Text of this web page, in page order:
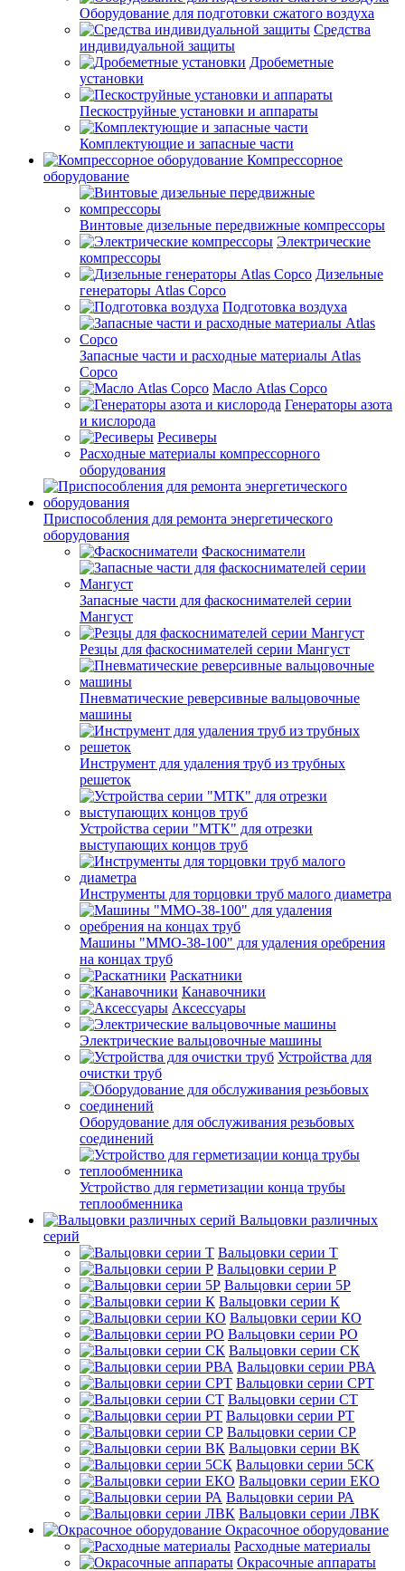
Оборудование для подготовки сжатого воздуха
Средства
индивидуальной защиты
Дробеметные
установки
Пескоструйные установки и аппараты
Комплектующие и запасные части
Компрессорное
оборудование
Винтовые дизельные передвижные компрессоры
Электрические
компрессоры
Дизельные
генераторы Atlas Copco
Подготовка воздуха
Запасные части и расходные материалы Atlas
Copco
Масло Atlas Copco
Генераторы азота
и кислорода
Ресиверы
Расходные материалы компрессорного
оборудования
Приспособления для ремонта энергетического
оборудования
Фаскосниматели
Запасные части для фаскоснимателей серии
Мангуст
Резцы для фаскоснимателей серии Мангуст
Пневматические реверсивные вальцовочные
машины
Инструмент для удаления труб из трубных
решеток
Устройства серии "МТК" для отрезки
выступающих концов труб
Инструменты для торцовки труб малого диаметра
Машины "ММО-38-100" для удаления оребрения
на концах труб
Раскатники
Канавочники
Аксессуары
Электрические вальцовочные машины
Устройства для
очистки труб
Оборудование для обслуживания резьбовых
соединений
Устройство для герметизации конца трубы
теплообменника
Вальцовки различных
серий
Вальцовки серии Т
Вальцовки серии Р
Вальцовки серии 5Р
Вальцовки серии К
Вальцовки серии КО
Вальцовки серии РО
Вальцовки серии СК
Вальцовки серии РВА
Вальцовки серии СРТ
Вальцовки серии СТ
Вальцовки серии РТ
Вальцовки серии СР
Вальцовки серии ВК
Вальцовки серии 5СК
Вальцовки серии ЕКО
Вальцовки серии РА
Вальцовки серии ЛВК
Окрасочное оборудование
Расходные материалы
Окрасочные аппараты